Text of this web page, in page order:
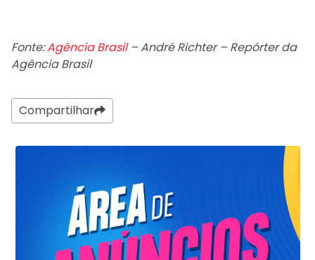
Fonte:Agência Brasil– André Richter – Repórter da
Agência Brasil
Compartilhar